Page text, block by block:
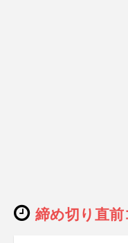
締め切り直前